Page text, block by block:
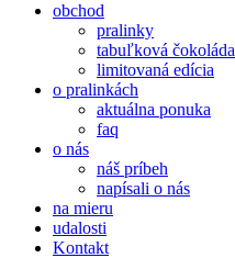
obchod
pralinky
tabuľková čokoláda
limitovaná edícia
o pralinkách
aktuálna ponuka
faq
o nás
náš príbeh
napísali o nás
na mieru
udalosti
Kontakt